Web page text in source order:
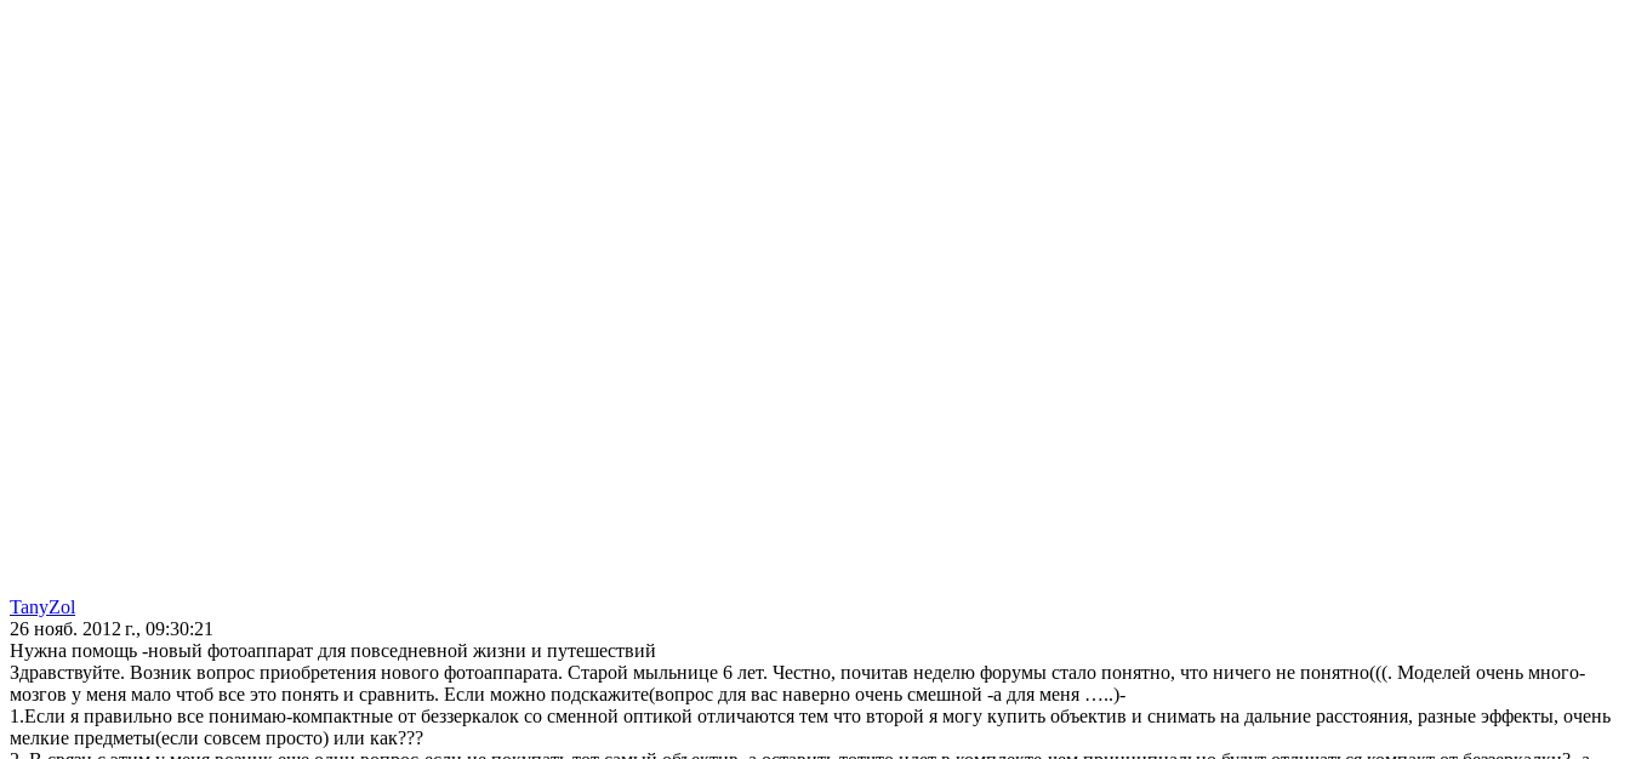
TanyZol
26 нояб. 2012 г., 09:30:21
Нужна помощь -новый фотоаппарат для повседневной жизни и путешествий
Здравствуйте. Возник вопрос приобретения нового фотоаппарата. Старой мыльнице 6 лет. Честно, почитав неделю форумы стало понятно, что ничего не понятно(((. Моделей очень много-
мозгов у меня мало чтоб все это понять и сравнить. Если можно подскажите(вопрос для вас наверно очень смешной -а для меня …..)-
1.Если я правильно все понимаю-компактные от беззеркалок со сменной оптикой отличаются тем что второй я могу купить объектив и снимать на дальние расстояния, разные эффекты, очень
мелкие предметы(если совсем просто) или как???